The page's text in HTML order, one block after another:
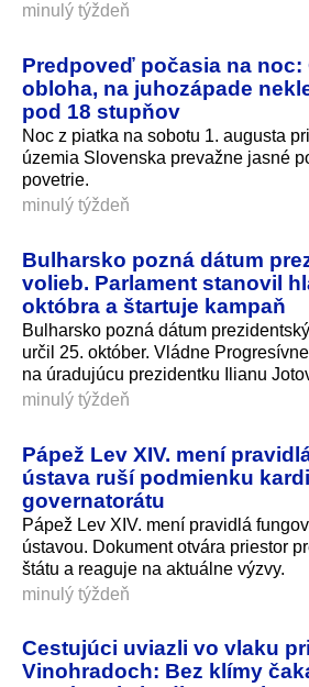
minulý týždeň
Predpoveď počasia na noc:
obloha, na juhozápade
pod 18 stupňov
Noc z piatka na sobotu 1. augusta
územia Slovenska prevažne jasné
povetrie.
minulý týždeň
Bulharsko pozná dátum
volieb. Parlament stanovil
októbra a štartuje kampaň
Bulharsko pozná dátum
určil 25. október. Vládne
na úradujúcu prezidentku Ilianu
minulý týždeň
Pápež Lev XIV. mení
ústava ruší podmienku
governatorátu
Pápež Lev XIV. mení pravidlá
ústavou. Dokument otvára priestor
štátu a reaguje na aktuálne výzvy.
minulý týždeň
Cestujúci uviazli vo vlaku
Vinohradoch: Bez klímy